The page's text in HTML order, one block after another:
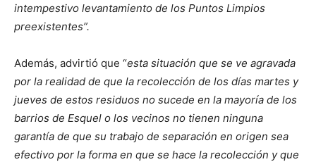
intempestivo levantamiento de los Puntos Limpios
preexistentes”.
Además, advirtió que “esta situación que se ve agravada
por la realidad de que la recolección de los días martes y
jueves de estos residuos no sucede en la mayoría de los
barrios de Esquel o los vecinos no tienen ninguna
garantía de que su trabajo de separación en origen sea
efectivo por la forma en que se hace la recolección y que